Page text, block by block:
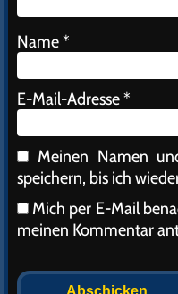
Name*
E-Mail-Adresse*
Meinen Namen
speichern, bis ich
Mich per E-Mail
meinen Kommentar